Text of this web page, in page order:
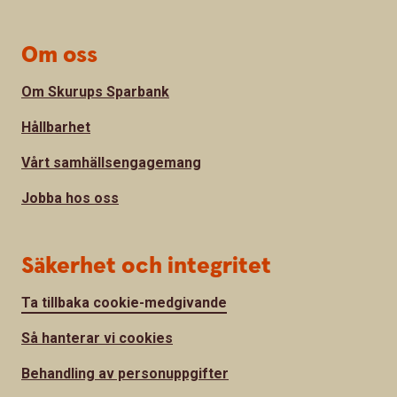
Om oss
Om Skurups Sparbank
Hållbarhet
Vårt samhällsengagemang
Jobba hos oss
Säkerhet och integritet
Ta tillbaka cookie-medgivande
Så hanterar vi cookies
Behandling av personuppgifter